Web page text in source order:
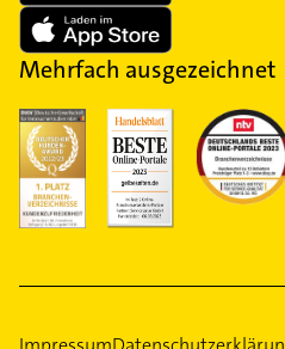
Mehrfach ausgezeichnet